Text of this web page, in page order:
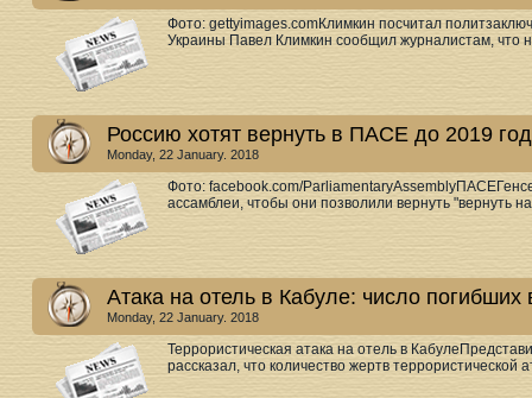
Фото: gettyimages.comКлимкин посчитал
Украины Павел Климкин сообщил журналистам, что
Россию хотят вернуть в ПАСЕ до 2019
Monday, 22 January. 2018
Фото: facebook.com/
ассамблеи, чтобы они позволили вернуть "вернуть
Атака на отель в Кабуле: число погибших
Monday, 22 January. 2018
Террористическая атака на отель в
рассказал, что количество жертв террористической